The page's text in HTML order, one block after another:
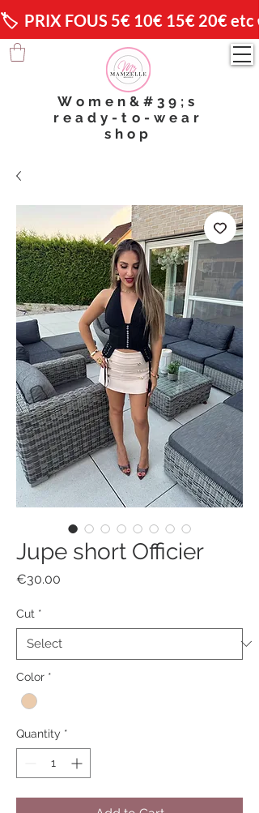
🏷️  PRIX FOUS 5€ 10€ 15€ 20€ etc
Women&#39;s
ready-to-wear
shop
Jupe short Officier
€30.00
Cut *
Color *
Quantity *